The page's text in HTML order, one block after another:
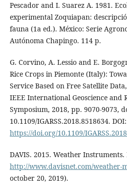
Pescador and I. Suarez A. 1981.
experimental Zoquiapan:
fauna (1a ed.). México: Serie
Autónoma Chapingo. 114 p.
G. Corvino, A. Lessio and E.
Rice Crops in Piemonte (Italy):
Service Based on Free Satellite
IEEE International Geoscience and
Symposium, 2018, pp. 9070-9073,
10.1109/IGARSS.2018.8518634. DOI:
https://doi.org/10.1109/
DAVIS. 2015. Weather
http://www.davisnet.com/weather-
october 20, 2019).